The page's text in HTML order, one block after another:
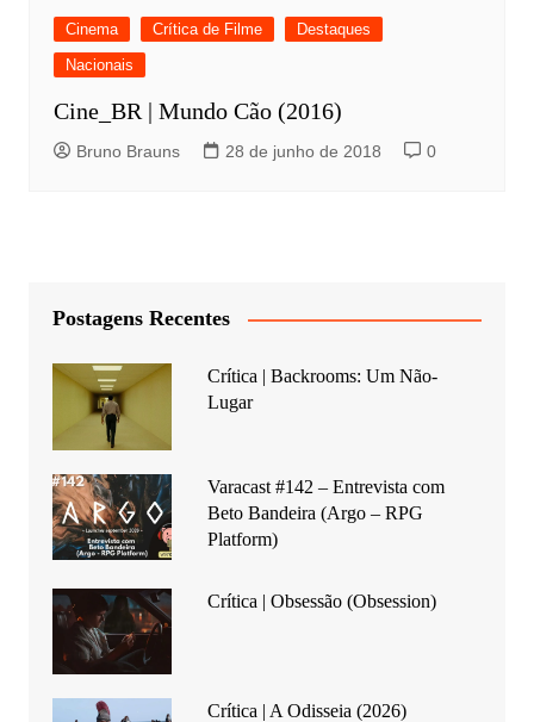
Cinema Crítica de Filme
Destaques
Nacionais
Cine_BR | Mundo Cão (2016)
Bruno Brauns 28 de junho de 2018 0
Postagens Recentes
Crítica | Backrooms: Um Não-
Lugar
Varacast #142 – Entrevista com
Beto Bandeira (Argo – RPG
Platform)
Crítica | Obsessão (Obsession)
Crítica | A Odisseia (2026)